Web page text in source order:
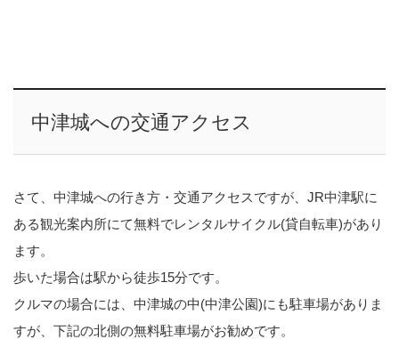
中津城への交通アクセス
さて、中津城への行き方・交通アクセスですが、JR中津駅に
ある観光案内所にて無料でレンタルサイクル(貸自転車)があり
ます。
歩いた場合は駅から徒歩15分です。
クルマの場合には、中津城の中(中津公園)にも駐車場がありま
すが、下記の北側の無料駐車場がお勧めです。